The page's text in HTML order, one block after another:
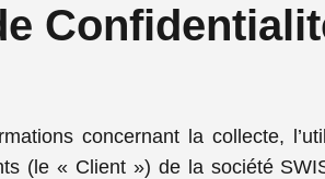
concernant la collecte,
(le « Client ») de la société